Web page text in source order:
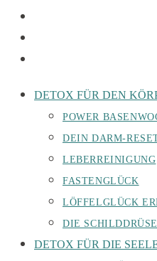
DETOX FÜR DEN
POWER
DEIN DARM-
LEBERREINIGUNG
FASTENGLÜCK
LÖFFELGLÜCK
DIE SCHILDDRÜSE
DETOX FÜR DIE